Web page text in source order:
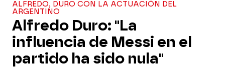
ALFREDO, DURO CON LA ACTUACIÓN DEL
ARGENTINO
Alfredo Duro: "La
influencia de Messi en el
partido ha sido nula"